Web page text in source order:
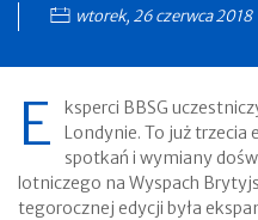
wtorek, 26 czerwca 2018
E
ksperci BBSG
Londynie. To już trzecia
spotkań i wymiany
lotniczego na Wyspach
tegorocznej edycji była